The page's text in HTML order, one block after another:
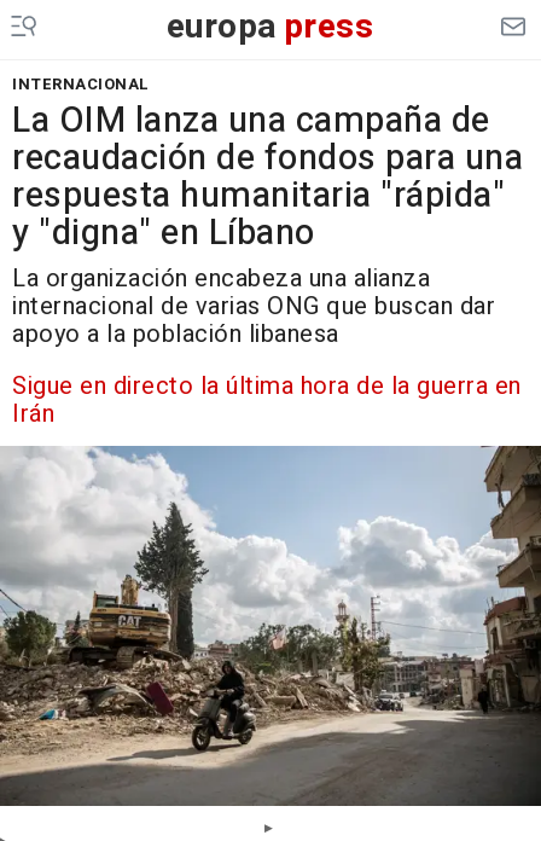
europa press
INTERNACIONAL
La OIM lanza una campaña de
recaudación de fondos para una
respuesta humanitaria "rápida"
y "digna" en Líbano
La organización encabeza una alianza
internacional de varias ONG que buscan dar
apoyo a la población libanesa
Sigue en directo la última hora de la guerra en
Irán